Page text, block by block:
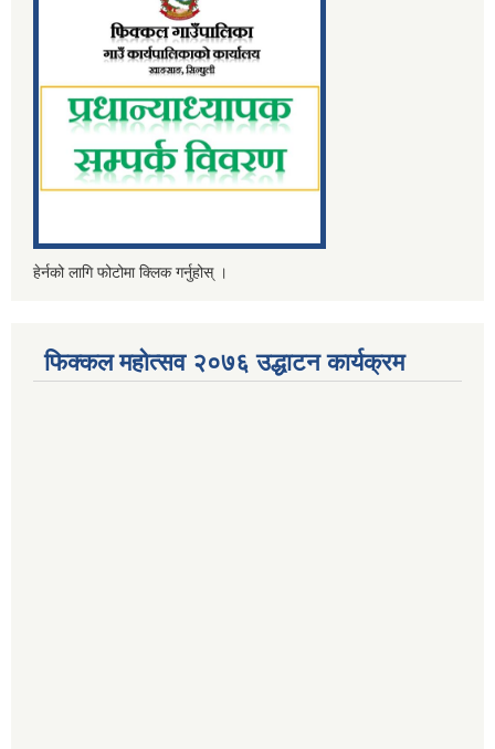
हेर्नको लागि फोटोमा क्लिक गर्नुहोस् ।
फिक्कल महोत्सव २०७६ उद्धाटन कार्यक्रम